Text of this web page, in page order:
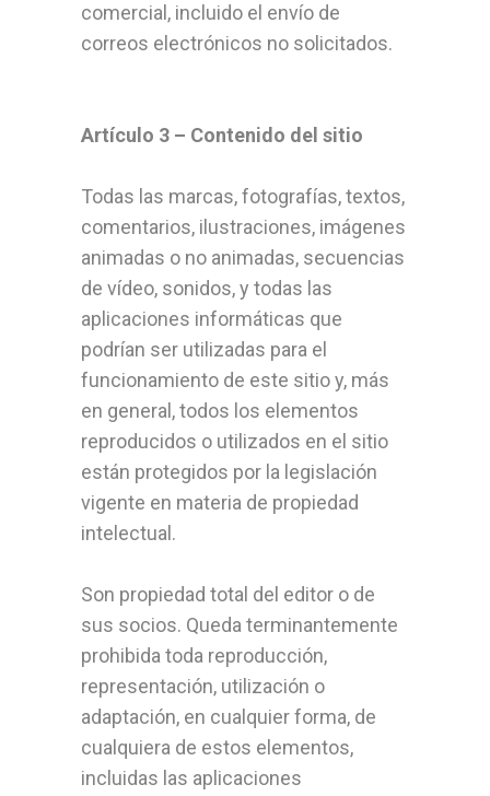
comercial, incluido el envío de
correos electrónicos no solicitados.
Artículo 3 – Contenido del sitio
Todas las marcas, fotografías, textos,
comentarios, ilustraciones, imágenes
animadas o no animadas, secuencias
de vídeo, sonidos, y todas las
aplicaciones informáticas que
podrían ser utilizadas para el
funcionamiento de este sitio y, más
en general, todos los elementos
reproducidos o utilizados en el sitio
están protegidos por la legislación
vigente en materia de propiedad
intelectual.
Son propiedad total del editor o de
sus socios. Queda terminantemente
prohibida toda reproducción,
representación, utilización o
adaptación, en cualquier forma, de
cualquiera de estos elementos,
incluidas las aplicaciones